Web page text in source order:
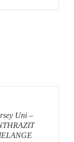
Uni –